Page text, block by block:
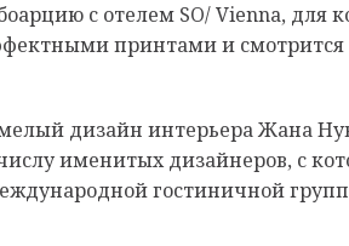
с отелем SO/ Vienna, для
принтами и
дизайн интерьера Жана
именитых дизайнеров, с
гостиничной